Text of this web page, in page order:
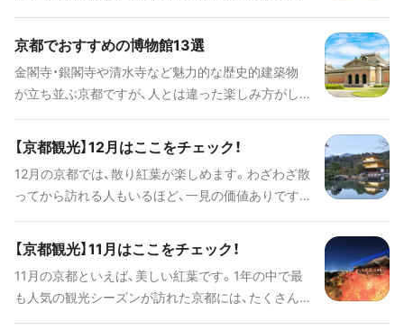
8箇所ご紹介します！
京都でおすすめの博物館13選
金閣寺・銀閣寺や清水寺など魅力的な歴史的建築物
が立ち並ぶ京都ですが、人とは違った楽しみ方がし
が集中することが少ないので、ゆったりと時間を過
ごすことができます。併設しているカフェでお茶を
してみてもいいですね。今回は、そんな楽しみ方がで
きる京都の博物館を厳選してご紹介します！
【京都観光】12月はここをチェック！
12月の京都では、散り紅葉が楽しめます。わざわざ散
ってから訪れる人もいるほど、一見の価値ありです。
グが合えばイベントを覗いてみたり。この季節なら
ではのおすすめスポットを紹介します。
【京都観光】11月はここをチェック！
11月の京都といえば、美しい紅葉です。1年の中で最
も人気の観光シーズンが訪れた京都には、たくさん